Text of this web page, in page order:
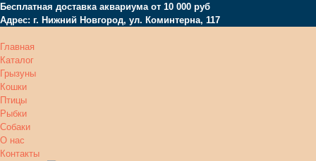
Бесплатная доставка аквариума от 10 000 руб
Адрес: г. Нижний Новгород, ул. Коминтерна, 117
Главная
Каталог
Грызуны
Кошки
Птицы
Рыбки
Собаки
О нас
Контакты